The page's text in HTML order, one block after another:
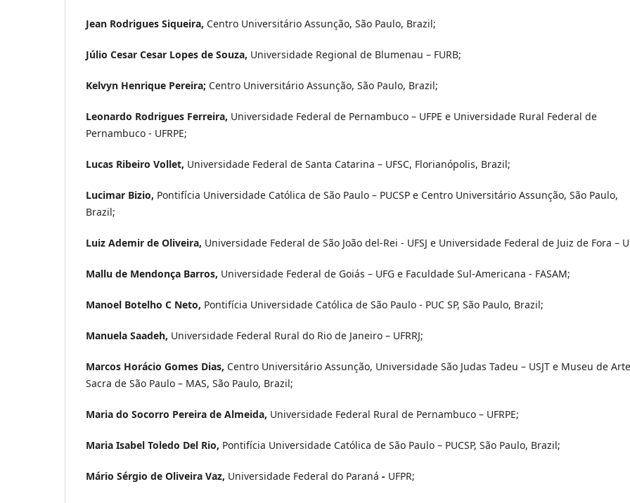
Jean Rodrigues Siqueira, Centro Universitário Assunção, São Paulo, Brazil;
Júlio Cesar Cesar Lopes de Souza, Universidade Regional de Blumenau – FURB;
Kelvyn Henrique Pereira; Centro Universitário Assunção, São Paulo, Brazil;
Leonardo Rodrigues Ferreira, Universidade Federal de Pernambuco – UFPE e Universidade Rural Federal de
Pernambuco - UFRPE;
Lucas Ribeiro Vollet, Universidade Federal de Santa Catarina – UFSC, Florianópolis, Brazil;
Lucimar Bizio, Pontifícia Universidade Católica de São Paulo – PUCSP e Centro Universitário Assunção, São Paulo,
Brazil;
Luiz Ademir de Oliveira, Universidade Federal de São João del-Rei - UFSJ e Universidade Federal de Juiz de Fora –
Mallu de Mendonça Barros, Universidade Federal de Goiás – UFG e Faculdade Sul-Americana - FASAM;
Manoel Botelho C Neto, Pontifícia Universidade Católica de São Paulo - PUC SP, São Paulo, Brazil;
Manuela Saadeh, Universidade Federal Rural do Rio de Janeiro – UFRRJ;
Marcos Horácio Gomes Dias, Centro Universitário Assunção, Universidade São Judas Tadeu – USJT e Museu de Arte
Sacra de São Paulo – MAS, São Paulo, Brazil;
Maria do Socorro Pereira de Almeida, Universidade Federal Rural de Pernambuco – UFRPE;
Maria Isabel Toledo Del Rio, Pontifícia Universidade Católica de São Paulo – PUCSP, São Paulo, Brazil;
Mário Sérgio de Oliveira Vaz, Universidade Federal do Paraná - UFPR;